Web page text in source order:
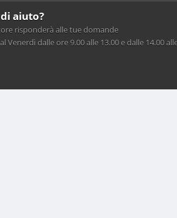
aiuto?
risponderà alle tue domande
Venerdì dalle ore 9.00 alle 13.00 e dalle 14.00